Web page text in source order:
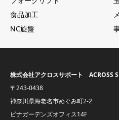
食品加工
NC旋盤
株式会社アクロスサポート ACROSS
〒243-0438
神奈川県海老名市めぐみ町2-2
ビナガーデンズオフィス14F